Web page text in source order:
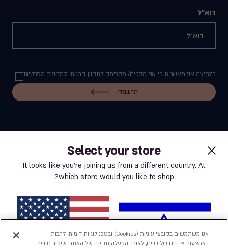
Select your store
It looks like you’re joining us from a different country. At
which store would you like to shop?
דוא"ל
בלחיצה אני מאשר.ת כי אני מסכים/ מסכימה לתקנון החנותולמדיניות הפרטיות
הרשמה
label.payment
תנאי שימוש באתר
מדיניות פרטיות
אנו משתמשים בקובצי עוגיות (Cookies) ובטכנולוגיות דומות, לרבות
באמצעות צדדים שלישיים, לצורך הפעלה תקינה של האתר, שיפור חוויית